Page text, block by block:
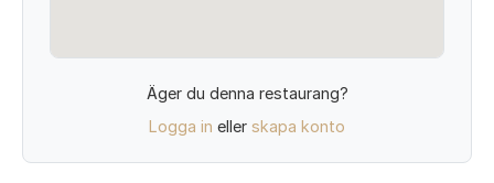
Äger du denna restaurang?
Logga in eller skapa konto